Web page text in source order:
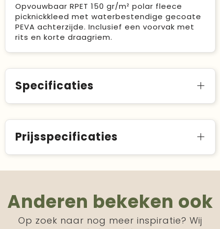
Opvouwbaar RPET 150 gr/m² polar fleece
picknickkleed met waterbestendige gecoate
PEVA achterzijde. Inclusief een voorvak met
rits en korte draagriem.
Specificaties
Prijsspecificaties
Anderen bekeken ook
Op zoek naar nog meer inspiratie? Wij